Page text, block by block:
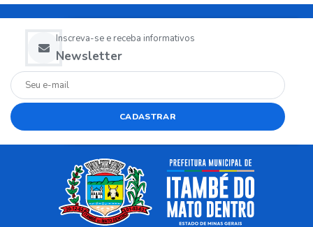
Newsletter
Inscreva-se e receba informativos
CADASTRAR